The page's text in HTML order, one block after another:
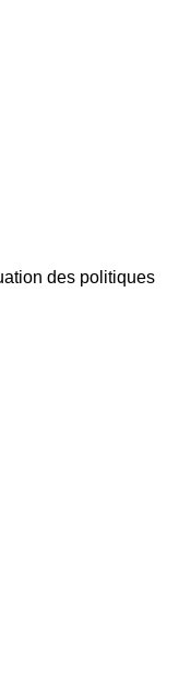
des politiques